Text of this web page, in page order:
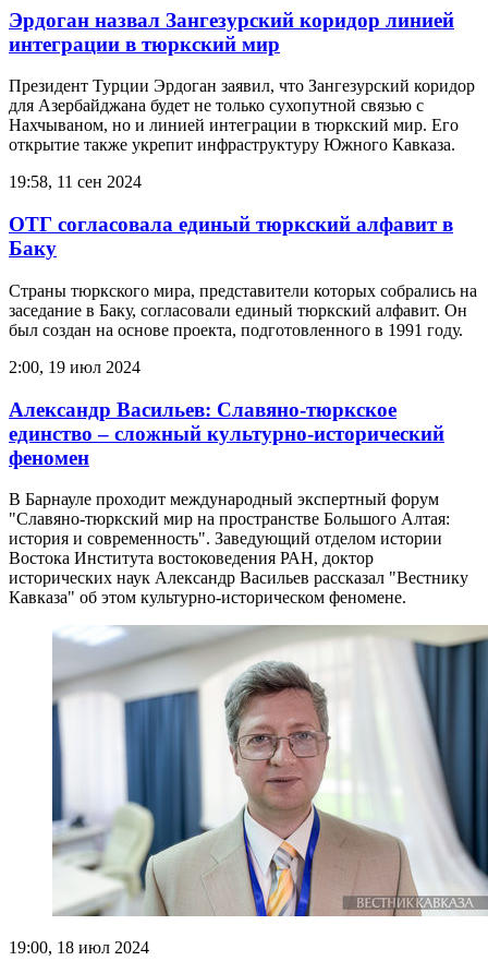
Эрдоган назвал Зангезурский коридор линией
интеграции в тюркский мир
Президент Турции Эрдоган заявил, что Зангезурский коридор
для Азербайджана будет не только сухопутной связью с
Нахчываном, но и линией интеграции в тюркский мир. Его
открытие также укрепит инфраструктуру Южного Кавказа.
19:58, 11 сен 2024
ОТГ согласовала единый тюркский алфавит в
Баку
Страны тюркского мира, представители которых собрались на
заседание в Баку, согласовали единый тюркский алфавит. Он
был создан на основе проекта, подготовленного в 1991 году.
2:00, 19 июл 2024
Александр Васильев: Славяно-тюркское
единство – сложный культурно-исторический
феномен
В Барнауле проходит международный экспертный форум
"Cлавяно-тюркский мир на пространстве Большого Алтая:
история и современность". Заведующий отделом истории
Востока Института востоковедения РАН, доктор
исторических наук Александр Васильев рассказал "Вестнику
Кавказа" об этом культурно-историческом феномене.
19:00, 18 июл 2024